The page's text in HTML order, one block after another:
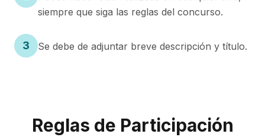
siempre que siga las reglas del concurso.
3 Se debe de adjuntar breve descripción y título.
Reglas de Participación